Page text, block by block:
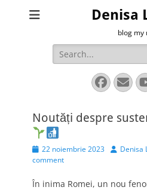
Denisa
blog my
Search
for:
Noutăți despre
Posted
on
22 noiembrie 2023 AuthorDenisa
comment
În inima Romei, un nou